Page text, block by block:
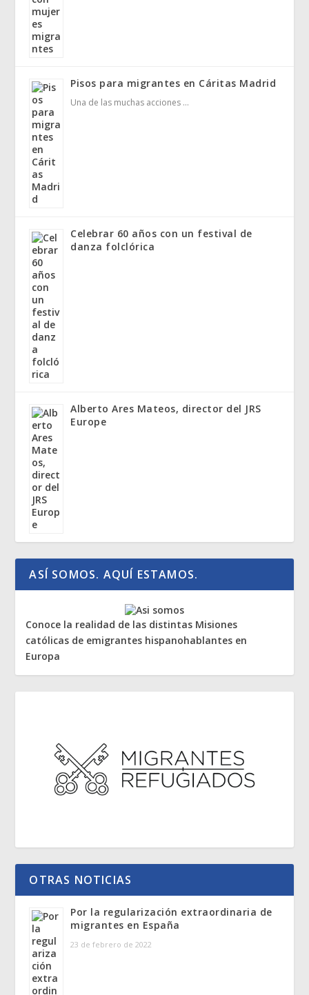
Pisos para migrantes en Cáritas Madrid
Una de las muchas acciones …
Celebrar 60 años con un festival de
danza folclórica
Alberto Ares Mateos, director del JRS
Europe
ASÍ SOMOS. AQUÍ ESTAMOS.
Conoce la realidad de las distintas Misiones
católicas de emigrantes hispanohablantes en
Europa
OTRAS NOTICIAS
Por la regularización extraordinaria de
migrantes en España
23 de febrero de 2022